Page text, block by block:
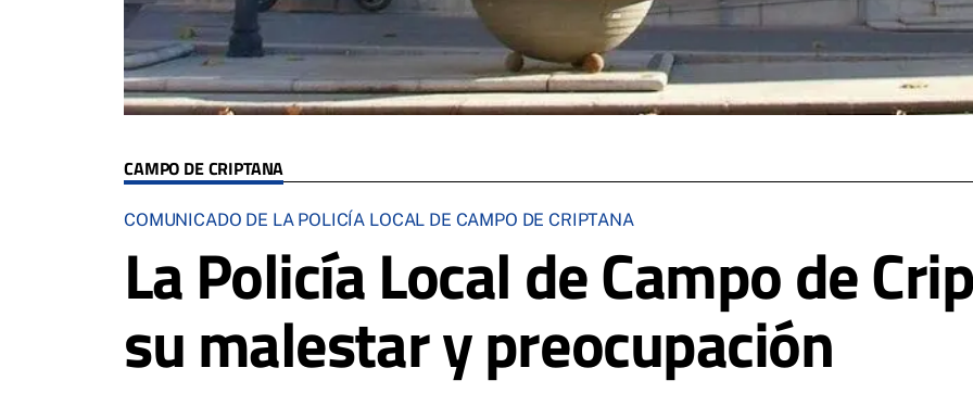
CAMPO DE CRIPTANA
COMUNICADO DE LA POLICÍA LOCAL DE CAMPO DE CRIPTANA
La Policía Local de Campo de
su malestar y preocupación